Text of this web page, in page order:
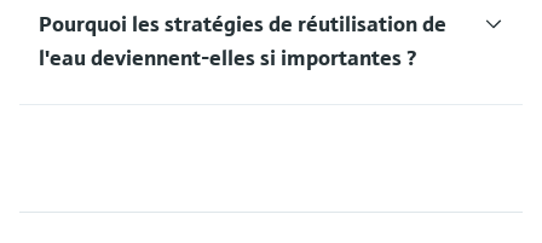
Pourquoi les stratégies de réutilisation de
l'eau deviennent-elles si importantes ?